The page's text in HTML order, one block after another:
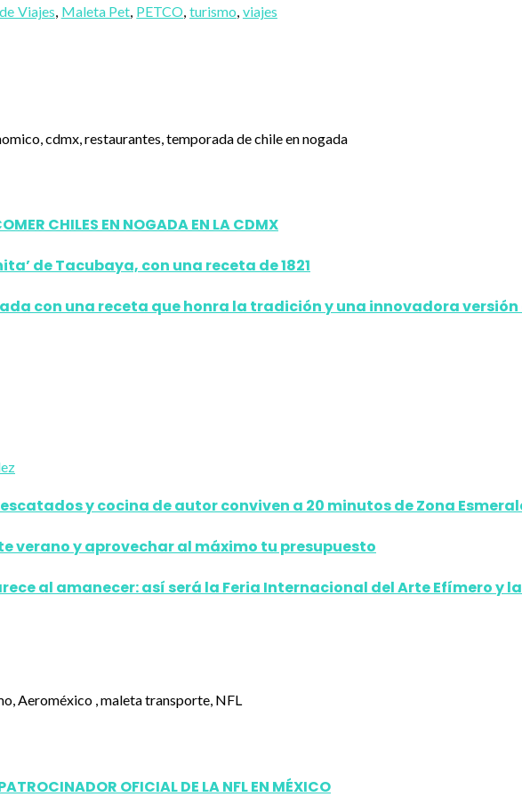
Viajes, Maleta Pet, PETCO,turismo, viajes
CHILES EN NOGADA EN LA CDMX
de Tacubaya, con una receta de 1821
con una receta que honra la tradición y una innovadora
y cocina de autor conviven a 20 minutos de Zona
verano y aprovechar al máximo tu presupuesto
al amanecer: así será la Feria Internacional del Arte Efímero y
OFICIAL DE LA NFL EN MÉXICO